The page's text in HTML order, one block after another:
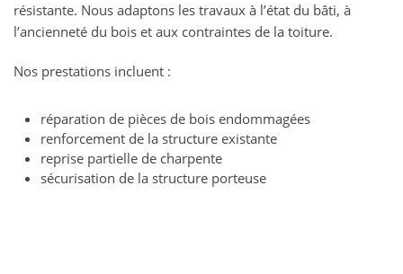
résistante. Nous adaptons les travaux à l’état du bâti, à
l’ancienneté du bois et aux contraintes de la toiture.
Nos prestations incluent :
réparation de pièces de bois endommagées
renforcement de la structure existante
reprise partielle de charpente
sécurisation de la structure porteuse